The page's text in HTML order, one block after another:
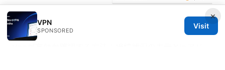
Sources:
×
VPN
SPONSORED
Visit